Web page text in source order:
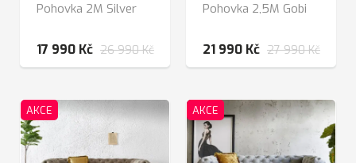
Pohovka 2M Silver
17 990 Kč 26 990 Kč
Pohovka 2,5M Gobi
21 990 Kč 27 990 Kč
AKCE AKCE